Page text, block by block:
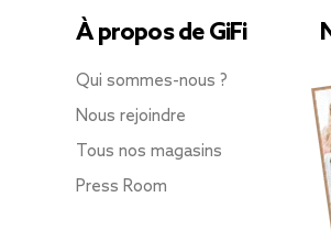
À propos de GiFi
Qui sommes-nous ?
Nous rejoindre
Tous nos magasins
Press Room